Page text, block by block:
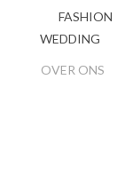
FASHION
WEDDING
OVER ONS